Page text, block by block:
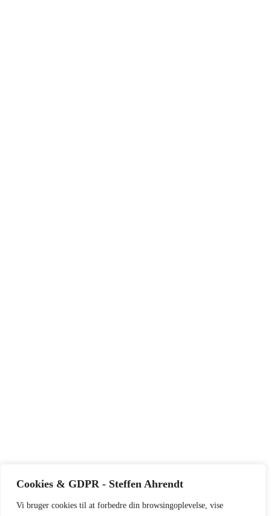
Cookies & GDPR - Steffen Ahrendt
Vi bruger cookies til at forbedre din browsingoplevelse, vise